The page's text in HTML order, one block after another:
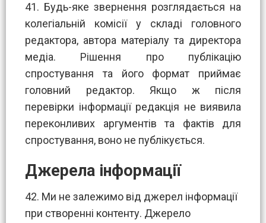
41. Будь-яке звернення розглядається на
колегіальній комісії у складі головного
редактора, автора матеріалу та директора
медіа. Рішення про публікацію
спростування та його формат приймає
головний редактор. Якщо ж після
перевірки інформації редакція не виявила
переконливих аргументів та фактів для
спростування, воно не публікується.
Джерела інформації
42. Ми не залежимо від джерел інформації
при створенні контенту. Джерело